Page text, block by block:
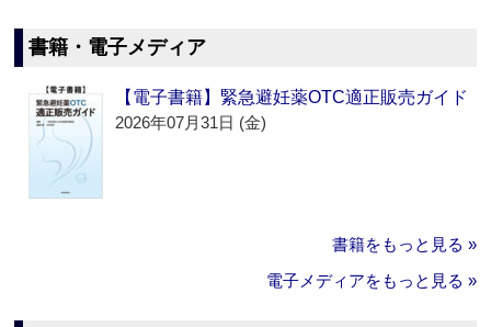
書籍・電子メディア
【電子書籍】緊急避妊薬OTC適正販売ガイド
2026年07月31日 (金)
書籍をもっと見る »
電子メディアをもっと見る »